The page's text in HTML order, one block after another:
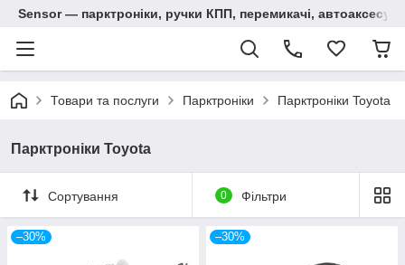
Sensor — парктроніки, ручки КПП, перемикачі,
Товари та послуги Парктроніки Парктроніки Toyota
Парктроніки Toyota
Сортування 0 Фільтри
–30% –30%